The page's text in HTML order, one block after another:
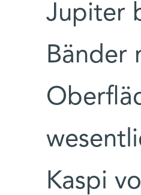
Jupiter
Bänder
Kaspi